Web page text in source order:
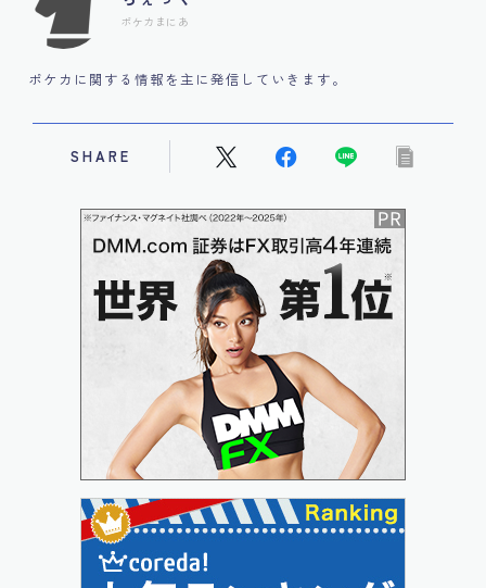
ポケカまにあ
ポケカに関する情報を主に発信していきます。
SHARE